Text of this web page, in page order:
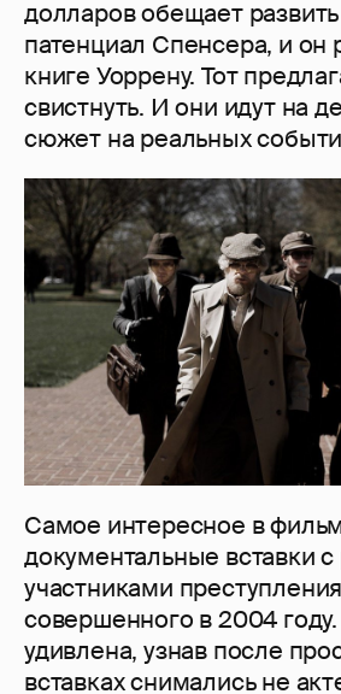
долларов обещает
патенциал Спенсера, и он
книге Уоррену. Тот
свистнуть. И они идут на
сюжет на реальных
Самое интересное в
документальные вставки
участниками
совершенного в 2004
удивлена, узнав после
вставках снимались не